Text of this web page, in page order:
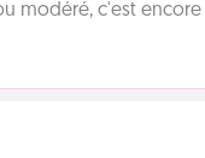
modéré, c'est encore